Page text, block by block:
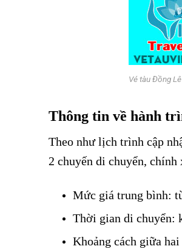
Vé tàu Đồng
Thông tin về hành
Theo như lịch trình cập
2 chuyến di chuyển, chính
Mức giá trung bình:
Thời gian di chuyển:
Khoảng cách giữa